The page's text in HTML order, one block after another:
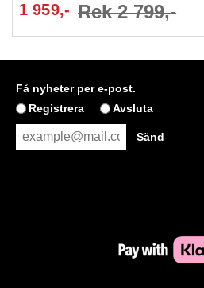
1 959,- Rek 2 799,-
Få nyheter per e-post.
Registrera
Avsluta